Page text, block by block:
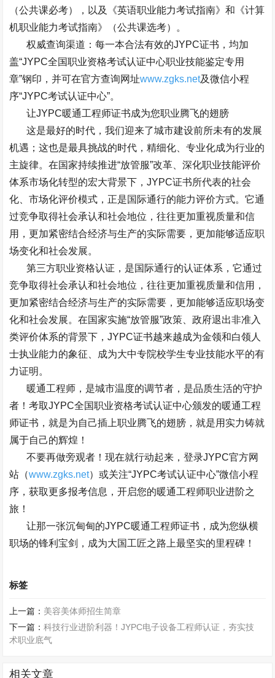
（公共课必考），以及《英语职业能力考试指南》和《计算
机职业能力考试指南》（公共课选考）。
权威查询渠道：每一本合法有效的JYPC证书，均加
盖“JYPC全国职业资格考试认证中心职业技能鉴定专用
章”钢印，并可在官方查询网址www.zgks.net及微信小程
序“JYPC考试认证中心”。
让JYPC暖通工程师证书成为您职业腾飞的翅膀
这是最好的时代，我们迎来了城市建设前所未有的发展
机遇；这也是最具挑战的时代，精细化、专业化成为行业的
主旋律。在国家持续推进“放管服”改革、深化职业技能评价
体系市场化转型的宏大背景下，JYPC证书所代表的社会
化、市场化评价模式，正是国际通行的能力评价方式。它通
过竞争取得社会承认和社会地位，往往更加重视质量和信
用，更加紧密结合经济与生产的实际需要，更加能够适应职
场变化和社会发展。
第三方职业资格认证，是国际通行的认证体系，它通过
竞争取得社会承认和社会地位，往往更加重视质量和信用，
更加紧密结合经济与生产的实际需要，更加能够适应职场变
化和社会发展。在国家实施“放管服”政策、政府退出非准入
类评价体系的背景下，JYPC证书越来越成为金领和白领人
士执业能力的象征、成为大中专院校学生专业技能水平的有
力证明。
暖通工程师，是城市温度的调节者，是品质生活的守护
者！考取JYPC全国职业资格考试认证中心颁发的暖通工程
师证书，就是为自己插上职业腾飞的翅膀，就是用实力铸就
属于自己的辉煌！
不要再做旁观者！现在就行动起来，登录JYPC官方网
站（www.zgks.net）或关注“JYPC考试认证中心”微信小程
序，获取更多报考信息，开启您的暖通工程师职业进阶之
旅！
让那一张沉甸甸的JYPC暖通工程师证书，成为您纵横
职场的锋利宝剑，成为大国工匠之路上最坚实的里程碑！
标签
上一篇： 美容美体师招生简章
下一篇：科技行业进阶利器！JYPC电子设备工程师认证，夯实技
术职业底气
相关文章